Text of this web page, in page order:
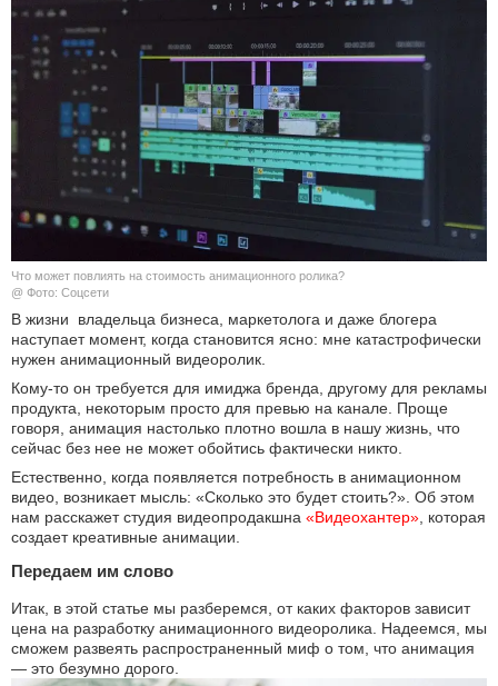
В МИРЕ
ОБЩЕСТВО
КУЛЬТУРА
НАУКА
СПОРТ
АВТО И МОТО
ЭГОИЗМ
БЛОГ
Что может повлиять на стоимость анимационного ролика?
@ Фото: Соцсети
В жизни владельца бизнеса, маркетолога и даже блогера
наступает момент, когда становится ясно: мне катастрофически
нужен анимационный видеоролик.
Кому-то он требуется для имиджа бренда, другому для рекламы
продукта, некоторым просто для превью на канале. Проще
говоря, анимация настолько плотно вошла в нашу жизнь, что
сейчас без нее не может обойтись фактически никто.
Естественно, когда появляется потребность в анимационном
видео, возникает мысль: «Сколько это будет стоить?». Об этом
нам расскажет студия видеопродакшна «Видеохантер», которая
создает креативные анимации.
Передаем им слово
Итак, в этой статье мы разберемся, от каких факторов зависит
цена на разработку анимационного видеоролика. Надеемся, мы
сможем развеять распространенный миф о том, что анимация
— это безумно дорого.